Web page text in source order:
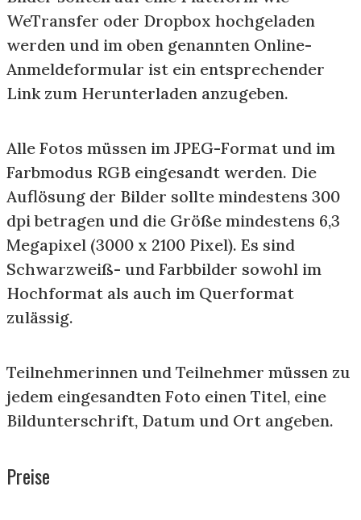
WeTransfer oder Dropbox hochgeladen
werden und im oben genannten Online-
Anmeldeformular ist ein entsprechender
Link zum Herunterladen anzugeben.
Alle Fotos müssen im JPEG-Format und im
Farbmodus RGB eingesandt werden. Die
Auflösung der Bilder sollte mindestens 300
dpi betragen und die Größe mindestens 6,3
Megapixel (3000 x 2100 Pixel). Es sind
Schwarzweiß- und Farbbilder sowohl im
Hochformat als auch im Querformat
zulässig.
Teilnehmerinnen und Teilnehmer müssen zu
jedem eingesandten Foto einen Titel, eine
Bildunterschrift, Datum und Ort angeben.
Preise